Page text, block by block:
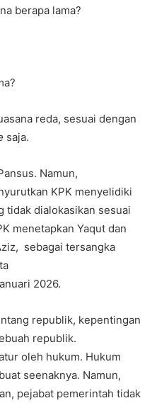
berapa lama?
reda, sesuai dengan
saja.
Namun,
KPK menyelidiki
tidak dialokasikan sesuai
menetapkan Yaqut dan
sebagai tersangka
2026.
republik, kepentingan
republik.
oleh hukum. Hukum
seenaknya. Namun,
pejabat pemerintah tidak